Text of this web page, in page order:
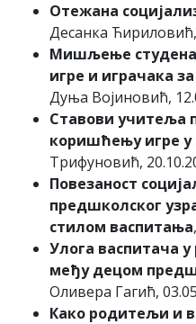
Отежана
Десанка Ћириловић,
Мишљење
игре и играчака
Дуња Војиновић,
Ставови учитеља
коришћењу игре у
Трифуновић,
Повезаност
предшколског
стилом васпитања
Улога васпитача
међу децом
Оливера Гагић,
Како родитељи и